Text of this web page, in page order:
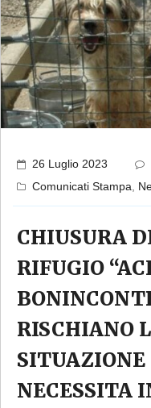
26 Luglio 2023
Comunicati Stampa
CHIUSURA
RIFUGIO
RISCHIANO
NECESSITA